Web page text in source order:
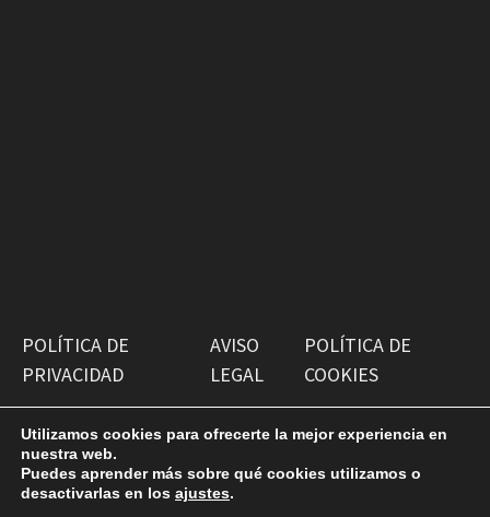
POLÍTICA DE
PRIVACIDAD
AVISO
LEGAL
POLÍTICA DE
COOKIES
Antiguako Pilotazaleok
Utilizamos cookies para ofrecerte la mejor experiencia en
nuestra web.
Puedes aprender más sobre qué cookies utilizamos o
desactivarlas en los ajustes.